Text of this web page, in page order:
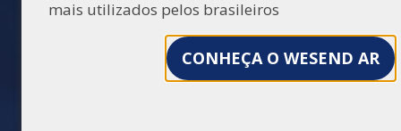
mais utilizados pelos brasileiros
CONHEÇA O WESEND AR
Descubra como as notificações digitais
rastreáveis comprovam entrega e abertura de
mensagens, garantindo validade jurídica e